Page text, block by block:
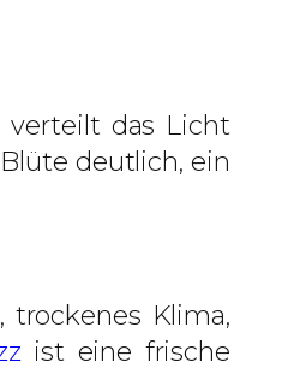
verteilt das Licht
deutlich, ein
Klima,
ist eine frische